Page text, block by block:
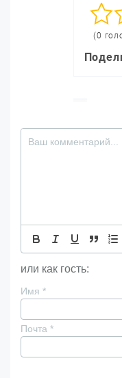
(0
или как гость:
Имя *
Почта *